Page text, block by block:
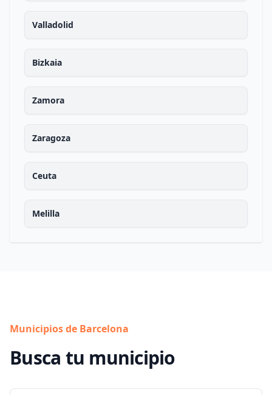
Valladolid
Bizkaia
Zamora
Zaragoza
Ceuta
Melilla
Municipios de Barcelona
Busca tu municipio